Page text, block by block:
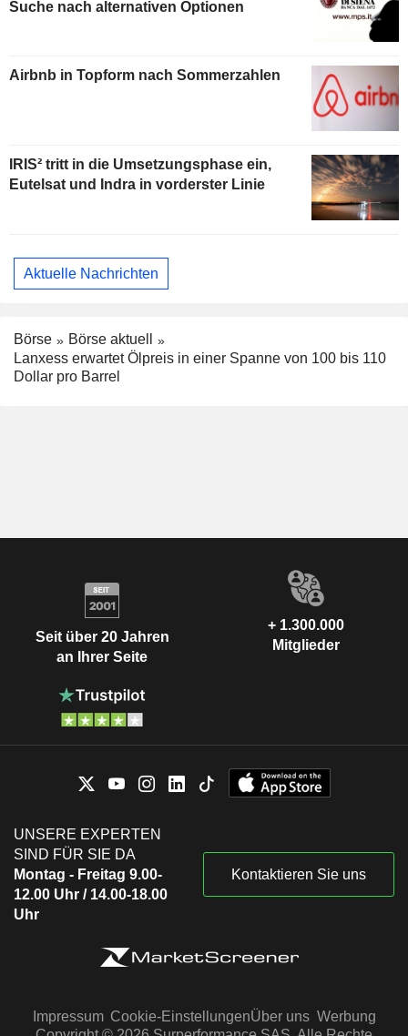
Suche nach alternativen Optionen
Airbnb in Topform nach Sommerzahlen
IRIS² tritt in die Umsetzungsphase ein,
Eutelsat und Indra in vorderster Linie
Aktuelle Nachrichten
Börse
Börse aktuell
Lanxess erwartet Ölpreis in einer Spanne von 100 bis 110
Dollar pro Barrel
Seit über 20 Jahren
an Ihrer Seite
+ 1.300.000
Mitglieder
UNSERE EXPERTEN
SIND FÜR SIE DA
Montag - Freitag 9.00-
12.00 Uhr / 14.00-18.00
Uhr
Kontaktieren Sie uns
Impressum Cookie-EinstellungenÜber uns Werbung